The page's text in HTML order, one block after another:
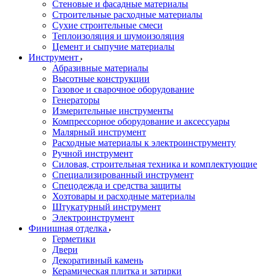
Стеновые и фасадные материалы
Строительные расходные материалы
Сухие строительные смеси
Теплоизоляция и шумоизоляция
Цемент и сыпучие материалы
Инструмент
Абразивные материалы
Высотные конструкции
Газовое и сварочное оборудование
Генераторы
Измерительные инструменты
Компрессорное оборудование и аксессуары
Малярный инструмент
Расходные материалы к электроинструменту
Ручной инструмент
Силовая, строительная техника и комплектующие
Специализированный инструмент
Спецодежда и средства защиты
Хозтовары и расходные материалы
Штукатурный инструмент
Электроинструмент
Финишная отделка
Герметики
Двери
Декоративный камень
Керамическая плитка и затирки